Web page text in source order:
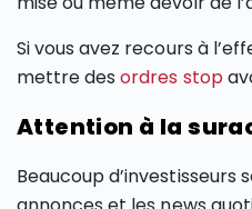
Si vous avez recours à
mettre desordres stop
Attention à la
Beaucoup d’investisseurs